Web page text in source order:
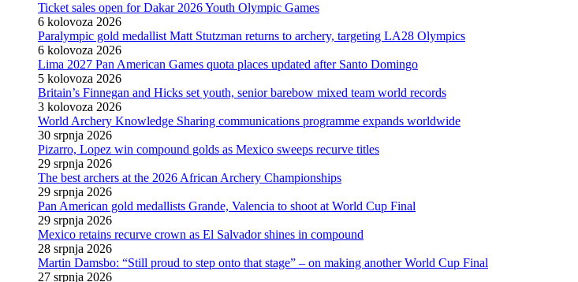
Ticket sales open for Dakar 2026 Youth Olympic Games
6 kolovoza 2026
Paralympic gold medallist Matt Stutzman returns to archery, targeting LA28 Olympics
6 kolovoza 2026
Lima 2027 Pan American Games quota places updated after Santo Domingo
5 kolovoza 2026
Britain’s Finnegan and Hicks set youth, senior barebow mixed team world records
3 kolovoza 2026
World Archery Knowledge Sharing communications programme expands worldwide
30 srpnja 2026
Pizarro, Lopez win compound golds as Mexico sweeps recurve titles
29 srpnja 2026
The best archers at the 2026 African Archery Championships
29 srpnja 2026
Pan American gold medallists Grande, Valencia to shoot at World Cup Final
29 srpnja 2026
Mexico retains recurve crown as El Salvador shines in compound
28 srpnja 2026
Martin Damsbo: “Still proud to step onto that stage” – on making another World Cup Final
27 srpnja 2026